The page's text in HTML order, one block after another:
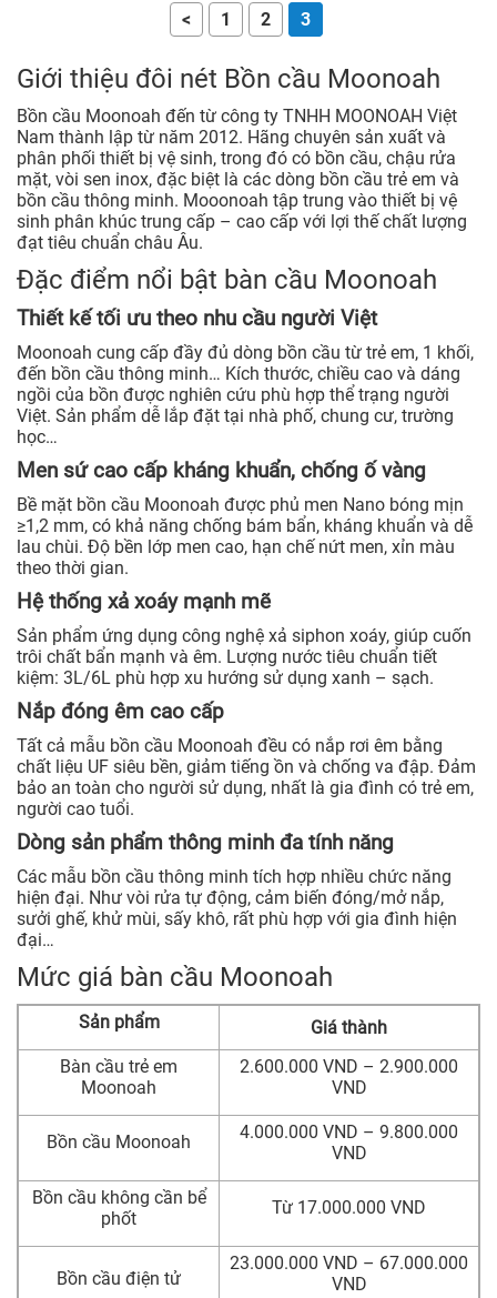
< 1 2 3
Giới thiệu đôi nét Bồn cầu Moonoah
Bồn cầu Moonoah đến từ công ty TNHH MOONOAH Việt
Nam thành lập từ năm 2012. Hãng chuyên sản xuất và
phân phối thiết bị vệ sinh, trong đó có bồn cầu, chậu rửa
mặt, vòi sen inox, đặc biệt là các dòng bồn cầu trẻ em và
bồn cầu thông minh. Mooonoah tập trung vào thiết bị vệ
sinh phân khúc trung cấp – cao cấp với lợi thế chất lượng
đạt tiêu chuẩn châu Âu.
Đặc điểm nổi bật bàn cầu Moonoah
Thiết kế tối ưu theo nhu cầu người Việt
Moonoah cung cấp đầy đủ dòng bồn cầu từ trẻ em, 1 khối,
đến bồn cầu thông minh… Kích thước, chiều cao và dáng
ngồi của bồn được nghiên cứu phù hợp thể trạng người
Việt. Sản phẩm dễ lắp đặt tại nhà phố, chung cư, trường
học…
Men sứ cao cấp kháng khuẩn, chống ố vàng
Bề mặt bồn cầu Moonoah được phủ men Nano bóng mịn
≥1,2 mm, có khả năng chống bám bẩn, kháng khuẩn và dễ
lau chùi. Độ bền lớp men cao, hạn chế nứt men, xỉn màu
theo thời gian.
Hệ thống xả xoáy mạnh mẽ
Sản phẩm ứng dụng công nghệ xả siphon xoáy, giúp cuốn
trôi chất bẩn mạnh và êm. Lượng nước tiêu chuẩn tiết
kiệm: 3L/6L phù hợp xu hướng sử dụng xanh – sạch.
Nắp đóng êm cao cấp
Tất cả mẫu bồn cầu Moonoah đều có nắp rơi êm bằng
chất liệu UF siêu bền, giảm tiếng ồn và chống va đập. Đảm
bảo an toàn cho người sử dụng, nhất là gia đình có trẻ em,
người cao tuổi.
Dòng sản phẩm thông minh đa tính năng
Các mẫu bồn cầu thông minh tích hợp nhiều chức năng
hiện đại. Như vòi rửa tự động, cảm biến đóng/mở nắp,
sưởi ghế, khử mùi, sấy khô, rất phù hợp với gia đình hiện
đại…
Mức giá bàn cầu Moonoah
Sản phẩm
Giá thành
Bàn cầu trẻ em
Moonoah
2.600.000 VND – 2.900.000
VND
Bồn cầu Moonoah
4.000.000 VND – 9.800.000
VND
Bồn cầu không cần bể
phốt
Từ 17.000.000 VND
Bồn cầu điện tử
23.000.000 VND – 67.000.000
VND